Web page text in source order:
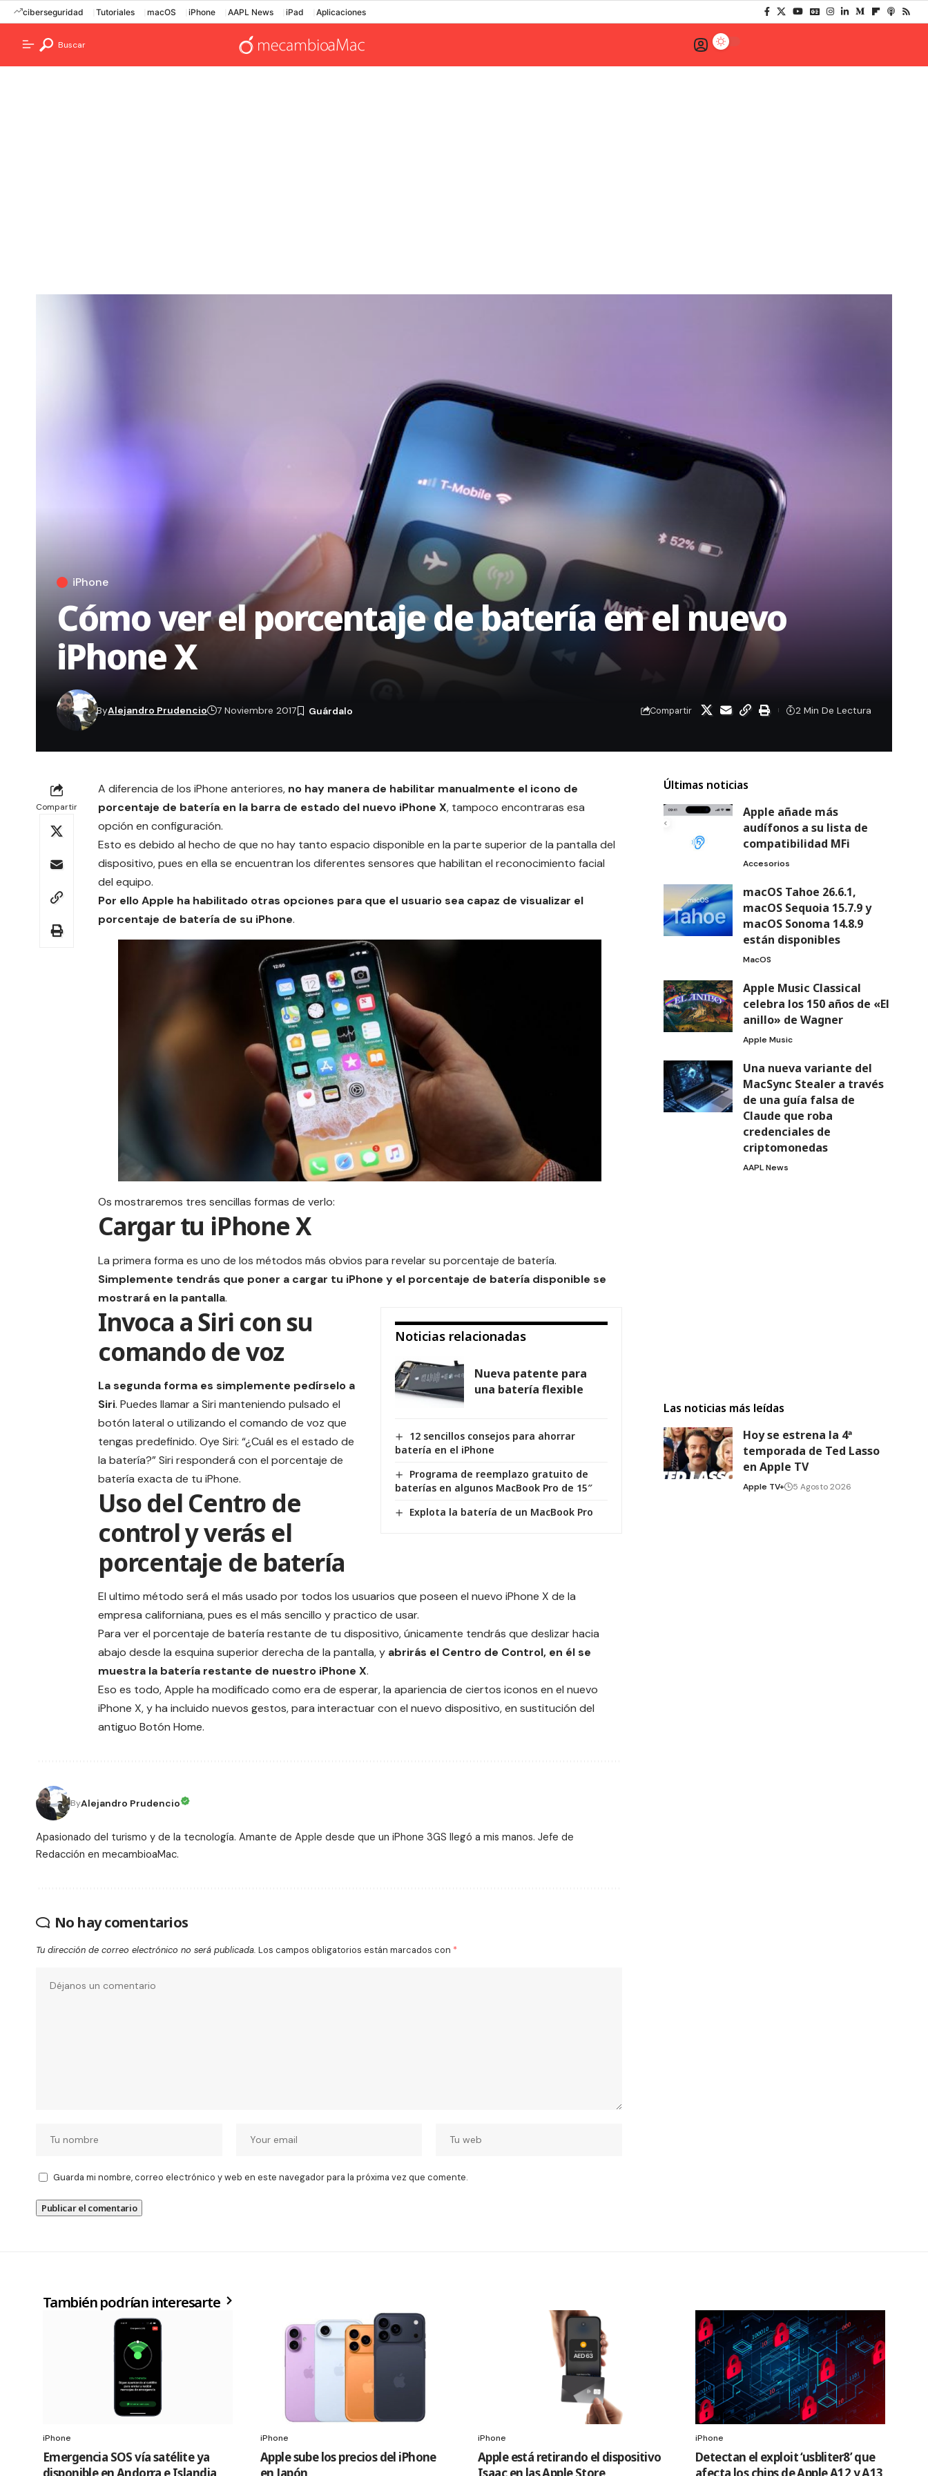
ciberseguridad Tutoriales macOS iPhone AAPL News iPad Aplicaciones
Buscar
iPhone
Cómo ver el porcentaje de batería en el nuevo
iPhone X
ByAlejandro Prudencio 7 Noviembre 2017 Compartir 2 Min De Lectura
Compartir
A diferencia de los iPhone anteriores, no hay manera de habilitar manualmente el icono de
porcentaje de batería en la barra de estado del nuevo iPhone X, tampoco encontraras esa
opción en configuración.
Esto es debido al hecho de que no hay tanto espacio disponible en la parte superior de la pantalla del
dispositivo, pues en ella se encuentran los diferentes sensores que habilitan el reconocimiento facial
del equipo.
Por elloApple ha habilitado otras opciones para que el usuario sea capaz de visualizar el
porcentaje de batería de su iPhone.
Os mostraremos tres sencillas formas de verlo:
Cargar tu iPhone X
La primera forma es uno de los métodos más obvios para revelar su porcentaje de batería.
Simplemente tendrás que poner a cargar tu iPhone y el porcentaje de batería disponible se
mostrará en la pantalla.
Noticias relacionadas
Nueva patente para
una batería flexible
12 sencillos consejos para ahorrar
batería en el iPhone
Programa de reemplazo gratuito de
baterías en algunos MacBook Pro de 15″
Explota la batería de un MacBook Pro
Invoca a Siri con su
comando de voz
La segunda forma es simplemente pedírselo a
Siri. Puedes llamar a Siri manteniendo pulsado el
botón lateral o utilizando el comando de voz que
tengas predefinido. Oye Siri: “¿Cuál es el estado de
la batería?” Siri responderá con el porcentaje de
batería exacta de tu iPhone.
Uso del Centro de
control y verás el
porcentaje de batería
El ultimo método será el más usado por todos los usuarios que poseen el nuevo iPhone X de la
empresa californiana, pues es el más sencillo y practico de usar.
Para ver el porcentaje de batería restante de tu dispositivo, únicamente tendrás que deslizar hacia
abajo desde la esquina superior derecha de la pantalla, y abrirás el Centro de Control, en él se
muestra la batería restante de nuestro iPhone X.
Eso es todo, Apple ha modificado como era de esperar, la apariencia de ciertos iconos en el nuevo
iPhone X, y ha incluido nuevos gestos, para interactuar con el nuevo dispositivo, en sustitución del
antiguo Botón Home.
ByAlejandro Prudencio
Apasionado del turismo y de la tecnología. Amante de Apple desde que un iPhone 3GS llegó a mis manos. Jefe de
Redacción en mecambioaMac.
No hay comentarios
Tu dirección de correo electrónico no será publicada. Los campos obligatorios están marcados con *
Guarda mi nombre, correo electrónico y web en este navegador para la próxima vez que comente.
Últimas noticias
Apple añade más
audífonos a su lista de
compatibilidad MFi
Accesorios
macOS Tahoe 26.6.1,
macOS Sequoia 15.7.9 y
macOS Sonoma 14.8.9
están disponibles
MacOS
Apple Music Classical
celebra los 150 años de «El
anillo» de Wagner
Apple Music
Una nueva variante del
MacSync Stealer a través
de una guía falsa de
Claude que roba
credenciales de
criptomonedas
AAPL News
Las noticias más leídas
Hoy se estrena la 4ª
temporada de Ted Lasso
en Apple TV
Apple TV+ 5 Agosto 2026
También podrían interesarte
iPhone
Emergencia SOS vía satélite ya
iPhone
Apple sube los precios del iPhone
iPhone
Apple está retirando el dispositivo
iPhone
Detectan el exploit ‘usbliter8’ que